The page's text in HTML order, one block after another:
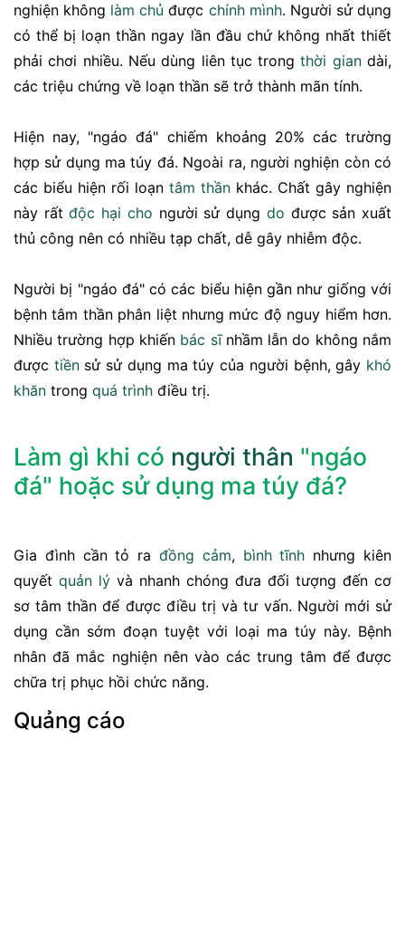
nghiện không làm chủ được chính mình. Người sử dụng
có thể bị loạn thần ngay lần đầu chứ không nhất thiết
phải chơi nhiều. Nếu dùng liên tục trongthời giandài,
các triệu chứng về loạn thần sẽ trở thành mãn tính.
Hiện nay, "ngáo đá" chiếm khoảng 20% các trường
hợp sử dụng ma túy đá. Ngoài ra, người nghiện còn có
các biểu hiện rối loạn tâm thần khác. Chất gây nghiện
này rấtđộc hại cho người sử dụng do được sản xuất
thủ công nên có nhiều tạp chất, dễ gây nhiễm độc.
Người bị "ngáo đá" có các biểu hiện gần như giống với
bệnh tâm thần phân liệt nhưng mức độ nguy hiểm hơn.
Nhiều trường hợp khiến bác sĩnhầm lẫn do không nắm
được tiềnsử sử dụng ma túy của người bệnh, gây khó
khăn trong quá trình điều trị.
Làm gì khi có người thân "ngáo
đá" hoặc sử dụng ma túy đá?
Gia đình cần tỏ ra đồng cảm, bình tĩnh nhưng kiên
quyết quản lý và nhanh chóng đưa đối tượng đến cơ
sơ tâm thần để được điều trị và tư vấn. Người mới sử
dụng cần sớm đoạn tuyệt với loại ma túy này. Bệnh
nhân đã mắc nghiện nên vào các trung tâm để được
chữa trị phục hồi chức năng.
Quảng cáo